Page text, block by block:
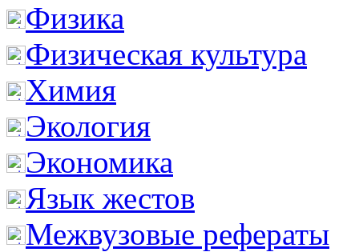
Физика
Физическая культура
Химия
Экология
Экономика
Язык жестов
Межвузовые рефераты